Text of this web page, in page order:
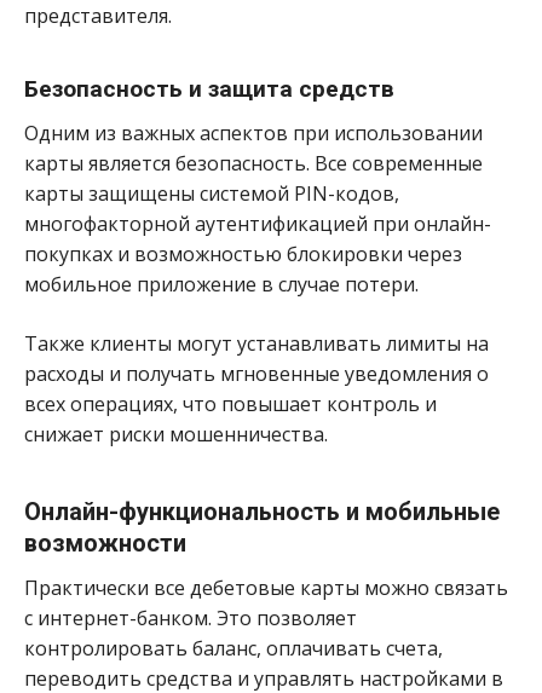
представителя.
Безопасность и защита средств
Одним из важных аспектов при использовании
карты является безопасность. Все современные
карты защищены системой PIN-кодов,
многофакторной аутентификацией при онлайн-
покупках и возможностью блокировки через
мобильное приложение в случае потери.
Также клиенты могут устанавливать лимиты на
расходы и получать мгновенные уведомления о
всех операциях, что повышает контроль и
снижает риски мошенничества.
Онлайн-функциональность и мобильные
возможности
Практически все дебетовые карты можно связать
с интернет-банком. Это позволяет
контролировать баланс, оплачивать счета,
переводить средства и управлять настройками в